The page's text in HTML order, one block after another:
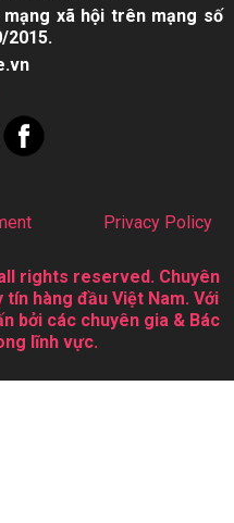
xã hội trên mạng số
2015.
Privacy Policy
rights reserved. Chuyên
hàng đầu Việt Nam. Với
bởi các chuyên gia & Bác
lĩnh vực.